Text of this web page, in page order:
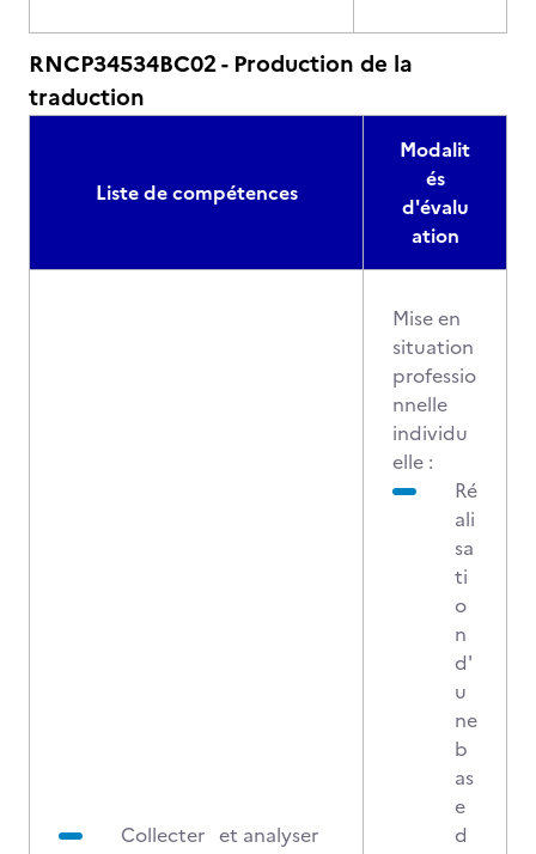
RNCP34534BC02 - Production de la
traduction
Liste de compétences
Modalit
és
d'évalu
ation
Collecter et analyser
Mise en
situation
professio
nnelle
individu
elle :
Ré
ali
sa
ti
o
n
d'
u
ne
b
as
e
d